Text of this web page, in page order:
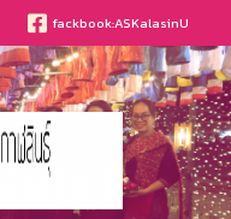
fackbook:ASKalasinU